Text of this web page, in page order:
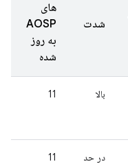
شدت
های
AOSP
به روز
شده
بالا 11
در حد
11